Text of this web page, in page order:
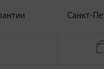
Санкт-